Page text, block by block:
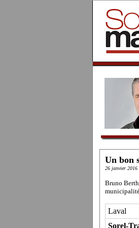
Un bon
26 janvier 2016
Bruno
Laval
Sorel-